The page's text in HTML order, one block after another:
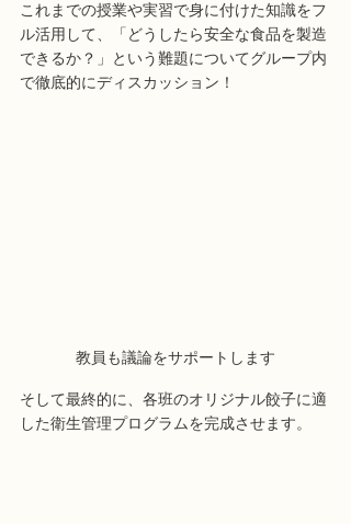
これまでの授業や実習で身に付けた知識をフ
ル活用して、「どうしたら安全な食品を製造
できるか？」という難題についてグループ内
で徹底的にディスカッション！
教員も議論をサポートします
そして最終的に、各班のオリジナル餃子に適
した衛生管理プログラムを完成させます。